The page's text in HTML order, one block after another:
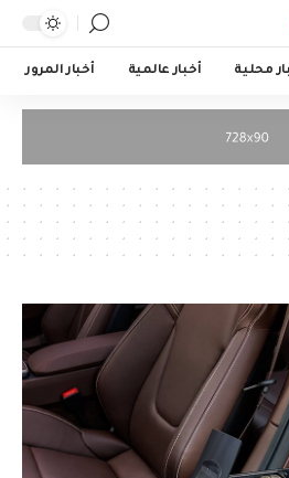
محلية أخبار عالمية أخبار المرور